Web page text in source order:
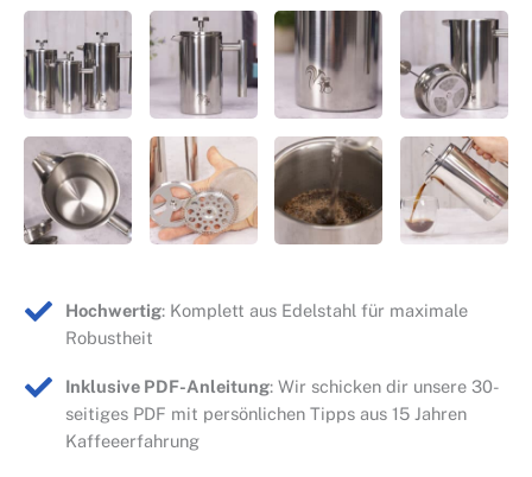
Hochwertig: Komplett aus Edelstahl für maximale
Robustheit
Inklusive PDF-Anleitung: Wir schicken dir unsere 30-
seitiges PDF mit persönlichen Tipps aus 15 Jahren
Kaffeeerfahrung